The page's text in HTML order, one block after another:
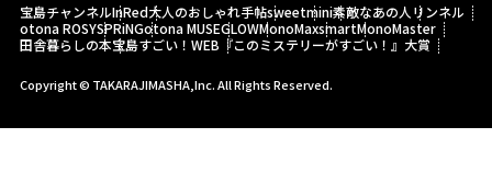
宝島チャンネルInRed大人のおしゃれ手帖sweetmini素敵なあの人 リンネル
otona ROSYSPRiNGotona MUSEGLOWMonoMaxsmartMonoMaster
田舎暮らしの本宝島すごい！WEB 『このミステリーがすごい！』大賞
Copyright © TAKARAJIMASHA,Inc. All Rights Reserved.